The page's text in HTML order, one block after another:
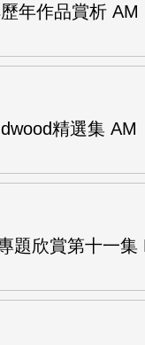
年作品賞析 AM
精選集 AM
題欣賞第十一集